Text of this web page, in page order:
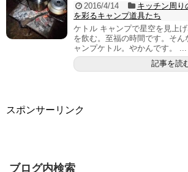
2016/4/14 キッチン周り
を彩るキャンプ道具たち
ケトル キャンプで星空を見上
を飲む。至福の時間です。そ
ャンプケトル。やかんです。 ...
記事を読
スポンサーリンク
ブログ内検索